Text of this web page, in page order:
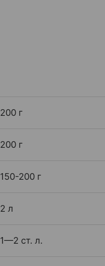
200 г
200 г
150-200 г
2 л
1—2 ст. л.